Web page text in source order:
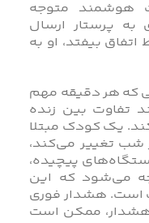
هوشمند متوجه
پرستار ارسال
بیفتد، او به
که هر دقیقه مهم
تفاوت بین زنده
یک کودک مبتلا
شب تغییر می‌کند،
پیچیده،
می‌شود که این
است. هشدار فوری
ممکن است